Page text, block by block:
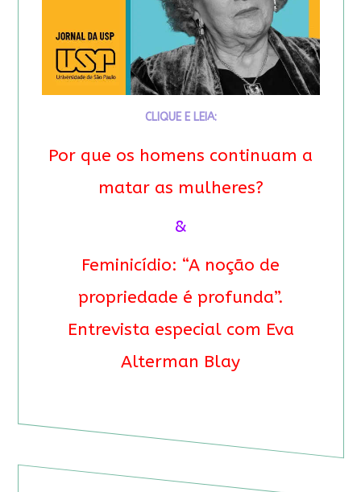
CLIQUE E LEIA:
Por que os homens continuam a
matar as mulheres?
&
Feminicídio: “A noção de
propriedade é profunda”.
Entrevista especial com Eva
Alterman Blay